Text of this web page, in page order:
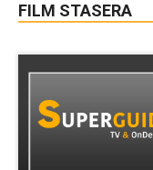
FILM STASERA